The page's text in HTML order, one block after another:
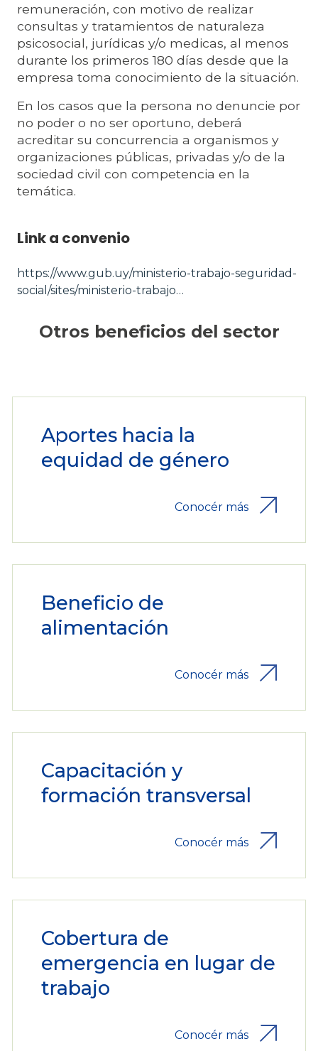
remuneración, con motivo de realizar
consultas y tratamientos de naturaleza
psicosocial, jurídicas y/o medicas, al menos
durante los primeros 180 días desde que la
empresa toma conocimiento de la situación.
En los casos que la persona no denuncie por
no poder o no ser oportuno, deberá
acreditar su concurrencia a organismos y
organizaciones públicas, privadas y/o de la
sociedad civil con competencia en la
temática.
Link a convenio
https://www.gub.uy/ministerio-trabajo-seguridad-
social/sites/ministerio-trabajo…
Otros beneficios del sector
Aportes hacia la
equidad de género
Conocér más
Beneficio de
alimentación
Conocér más
Capacitación y
formación transversal
Conocér más
Cobertura de
emergencia en lugar de
trabajo
Conocér más